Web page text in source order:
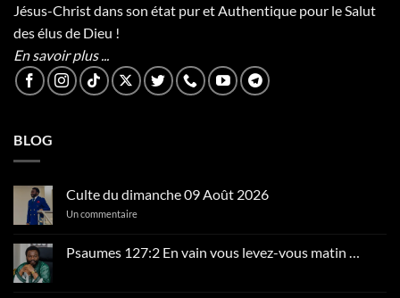
Jésus-Christ dans son état pur et Authentique pour le Salut
des élus de Dieu !
En savoir plus ...
BLOG
Culte du dimanche 09 Août 2026
Un commentairesur
dimanche
09
Psaumes 127:2 En vain vous levez-vous matin …